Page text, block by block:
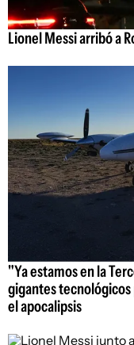
Lionel Messi arribó a
"Ya estamos en la
gigantes
el apocalipsis